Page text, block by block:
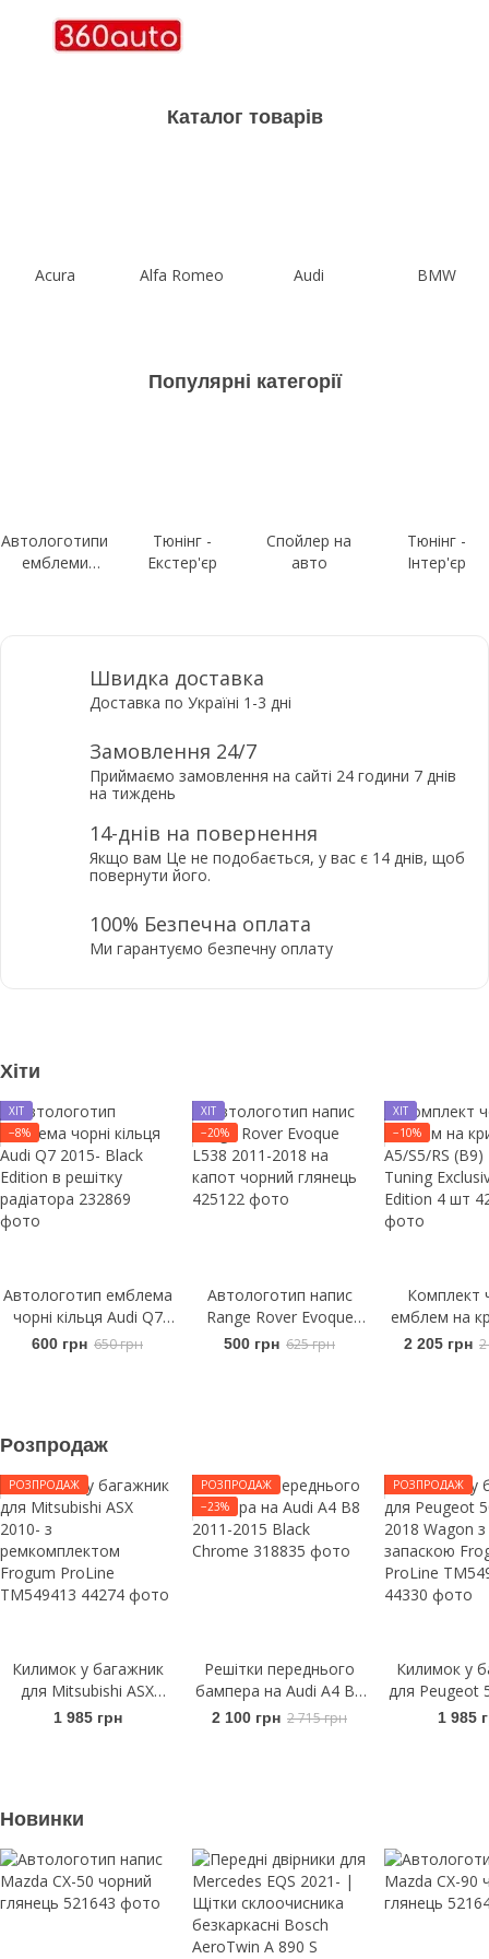
Каталог товарів
Acura Alfa Romeo Audi BMW
Популярні категорії
Автологотипи
емблеми
Тюнінг -
Екстер'єр
Спойлер на
авто
Тюнінг -
Інтер'єр
Швидка доставка
Доставка по Україні 1-3 дні
Замовлення 24/7
Приймаємо замовлення на сайті 24 години 7 днів
на тиждень
14-днів на повернення
Якщо вам Це не подобається, у вас є 14 днів, щоб
повернути його.
100% Безпечна оплата
Ми гарантуємо безпечну оплату
Хіти
ХІТ
−8%
Автологотип емблема
чорні кільця Audi Q7
2015- Black Edition в
600 грн 650 грн
ХІТ
−20%
Автологотип напис
Range Rover Evoque
L538 2011-2018 на
500 грн 625 грн
ХІТ
−10%
Комплект
емблем на
A5/S5/RS
2 205 грн
Розпродаж
РОЗПРОДАЖ
Килимок у багажник
для Mitsubishi ASX
2010- з
1 985 грн
РОЗПРОДАЖ
−23%
Решітки переднього
бампера на Audi A4 B8
2011-2015 Black
2 100 грн 2 715 грн
РОЗПРОДАЖ
Килимок у
для Peugeot
2018
1 985
Новинки